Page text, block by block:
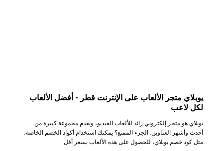
يوبلاي متجر الألعاب على الإنترنت قطر - أفضل الألعاب
لكل لاعب
يوبلاي هو متجر إلكتروني رائد للألعاب الفيديو، ويقدم مجموعة كبيرة من
أحدث وأشهر العناوين. الجزء الممتع؟ يمكنك استخدام أكواد الخصم الخاصة،
مثل كود خصم يوبلاي، للحصول على هذه الألعاب بسعر أقل.